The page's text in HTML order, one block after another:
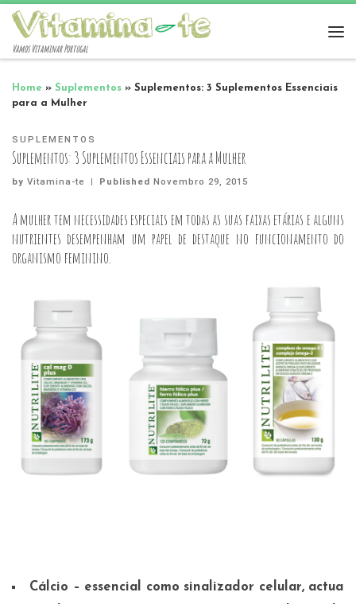
Vamos Vitaminar Portugal
Home » Suplementos » Suplementos: 3 Suplementos Essenciais
para a Mulher
SUPLEMENTOS
Suplementos: 3 Suplementos Essenciais para a Mulher
by Vitamina-te | PublishedNovembro 29, 2015
A mulher tem necessidades especiais em todas as suas faixas etárias e alguns
nutrientes desempenham um papel de destaque no funcionamento do
organismo feminino.
Cálcio – essencial como sinalizador celular, actua